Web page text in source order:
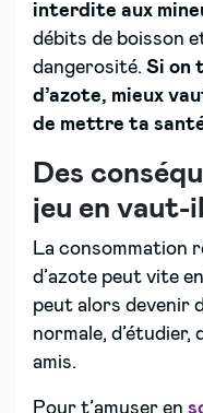
interdite aux
débits de boisson
dangerosité. Si on
d’azote, mieux
de mettre ta
Des
jeu en vaut-
La consommation
d’azote peut vite
peut alors devenir
normale,
amis.